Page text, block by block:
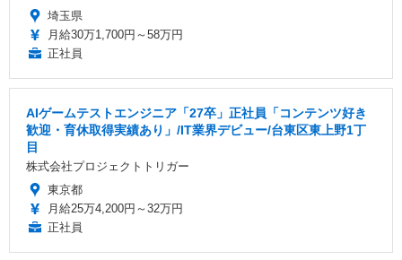
埼玉県
月給30万1,700円～58万円
正社員
AIゲームテストエンジニア「27卒」正社員「コンテンツ好き
歓迎・育休取得実績あり」/IT業界デビュー/台東区東上野1丁
目
株式会社プロジェクトトリガー
東京都
月給25万4,200円～32万円
正社員